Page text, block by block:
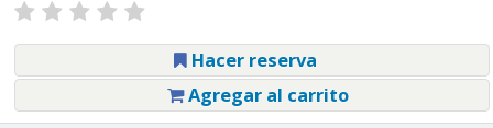
Hacer reserva
Agregar al carrito